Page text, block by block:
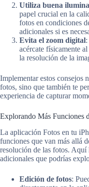
Utiliza buena
papel crucial en la
fotos en condiciones
adicionales si es
Evita el zoom digital
acércate físicamente
la resolución de la
Implementar estos consejos
fotos, sino que también te
experiencia de capturar
Explorando Más Funciones
La aplicación Fotos en tu
funciones que van más allá
resolución de las fotos. Aquí
adicionales que podrías
Edición de fotos: